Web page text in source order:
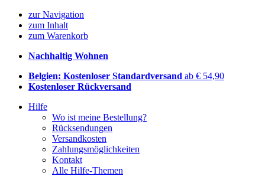
zur Navigation
zum Inhalt
zum Warenkorb
Nachhaltig Wohnen
Belgien: Kostenloser Standardversand ab € 54,90
Kostenloser Rückversand
Hilfe
Wo ist meine Bestellung?
Rücksendungen
Versandkosten
Zahlungsmöglichkeiten
Kontakt
Alle Hilfe-Themen